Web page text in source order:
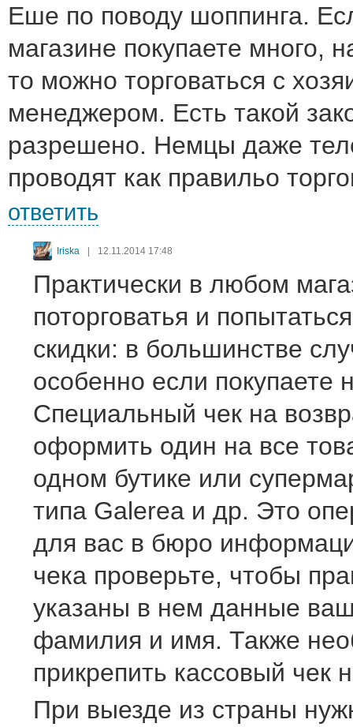
Еше по поводу шоппинга.
магазине покупаете много,
то можно торговаться с
менеджером. Есть такой
разрешено. Немцы даже
проводят как правильо
ответить
Iriska 12.11.2014 17:48
Практически в любом
поторговатья и
скидки: в большинстве
особенно если покупаете
Специальный чек на
оформить один на все
одном бутике или
типа Galerea и др. Это
для вас в бюро
чека проверьте, чтобы
указаны в нем данные
фамилия и имя. Также
прикрепить кассовый чек
При выезде из страны